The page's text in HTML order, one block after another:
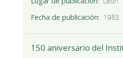
Fecha de publicación
1983
150 aniversario del